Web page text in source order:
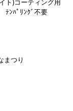
ﾝﾊﾟﾘﾝｸﾞ不要
まつり